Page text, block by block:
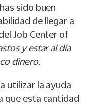
sido buen
de llegar a
Job Center of
y estar al día
dinero.
utilizar la ayuda
que esta cantidad